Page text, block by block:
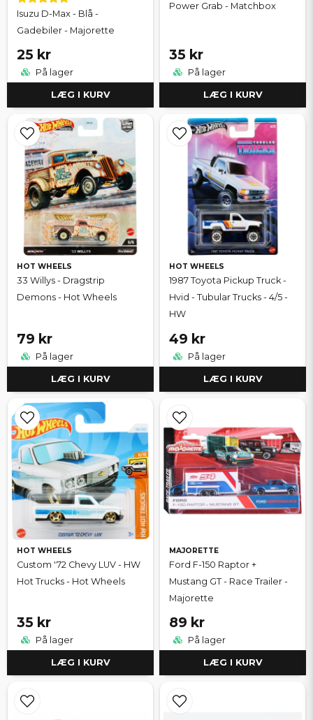
Isuzu D-Max - Blå -
Gadebiler - Majorette
25 kr
På lager
LÆG I KURV
Power Grab - Matchbox
35 kr
På lager
LÆG I KURV
HOT WHEELS
33 Willys - Dragstrip
Demons - Hot Wheels
79 kr
På lager
LÆG I KURV
HOT WHEELS
1987 Toyota Pickup Truck -
Hvid - Tubular Trucks - 4/5 -
HW
49 kr
På lager
LÆG I KURV
HOT WHEELS
Custom '72 Chevy LUV - HW
Hot Trucks - Hot Wheels
35 kr
På lager
LÆG I KURV
MAJORETTE
Ford F-150 Raptor +
Mustang GT - Race Trailer -
Majorette
89 kr
På lager
LÆG I KURV